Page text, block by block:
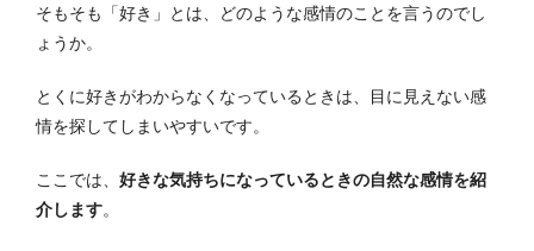
そもそも「好き」とは、どのような感情のことを言うのでし
ょうか。
とくに好きがわからなくなっているときは、目に見えない感
情を探してしまいやすいです。
ここでは、 好きな気持ちになっているときの自然な感情を紹
介します。